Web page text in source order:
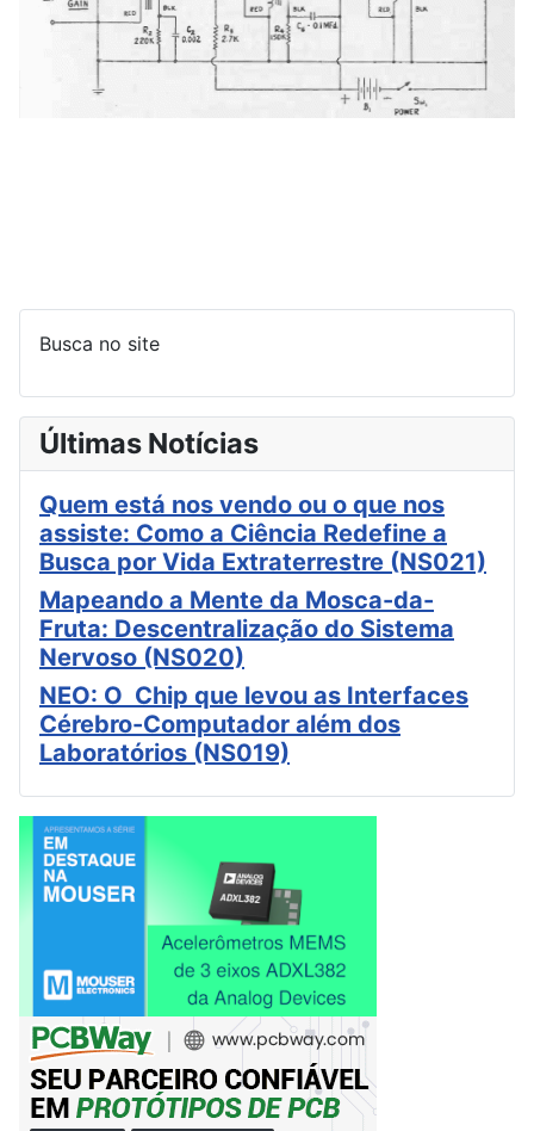
Busca no site
Últimas Notícias
Quem está nos vendo ou o que nos
assiste: Como a Ciência Redefine a
Busca por Vida Extraterrestre (NS021)
Mapeando a Mente da Mosca-da-
Fruta: Descentralização do Sistema
Nervoso (NS020)
NEO: O Chip que levou as Interfaces
Cérebro-Computador além dos
Laboratórios (NS019)